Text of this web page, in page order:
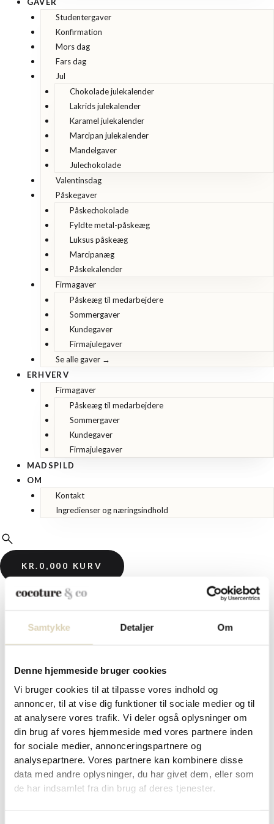
Samtykke Detaljer Om
Denne hjemmeside bruger cookies
Vi bruger cookies til at tilpasse vores indhold og
annoncer, til at vise dig funktioner til sociale medier og til
at analysere vores trafik. Vi deler også oplysninger om
din brug af vores hjemmeside med vores partnere inden
for sociale medier, annonceringspartnere og
analysepartnere. Vores partnere kan kombinere disse
data med andre oplysninger, du har givet dem, eller som
de har indsamlet fra din brug af deres tjenester.
Studentergaver
Konfirmation
Mors dag
Fars dag
Jul
Chokolade julekalender
Lakrids julekalender
Karamel julekalender
Marcipan julekalender
Mandelgaver
Julechokolade
Valentinsdag
Påskegaver
Påskechokolade
Fyldte metal-påskeæg
Luksus påskeæg
Marcipanæg
Påskekalender
Firmagaver
Påskeæg til medarbejdere
Sommergaver
Kundegaver
Firmajulegaver
Se alle gaver →
ERHVERV
Firmagaver
Påskeæg til medarbejdere
Sommergaver
Kundegaver
Firmajulegaver
MADSPILD
OM
Kontakt
Ingredienser og næringsindhold
KR. 0,00 0 KURV
Forside/Cocoture/ 49 stykker fyldte chokolader i sort
49 stykker fyldte chokolader i
sort Cocoture æske – 440g
479,00
Et lækkert mix af hele 49 stykker fyldte chokolader med et bredt
konfektstykker/marcipanstykker med både mørk, fløde og hvid